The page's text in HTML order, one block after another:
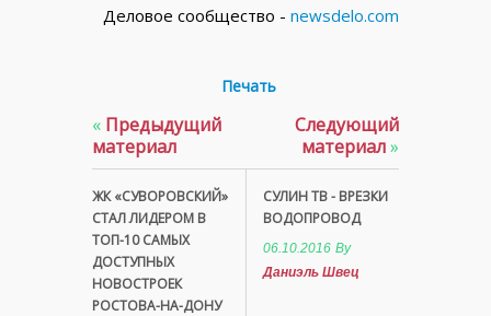
Деловое сообщество - newsdelo.com
Печать
« Предыдущий
материал
ЖК «СУВОРОВСКИЙ»
СТАЛ ЛИДЕРОМ В
ТОП-10 САМЫХ
ДОСТУПНЫХ
НОВОСТРОЕК
РОСТОВА-НА-ДОНУ
Следующий
материал»
СУЛИН ТВ - ВРЕЗКИ
ВОДОПРОВОД
06.10.2016 By
Даниэль Швец